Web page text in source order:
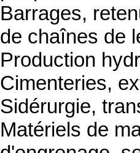
Barrages,
de chaînes de
Production
Cimenteries,
Sidérurgie,
Matériels de